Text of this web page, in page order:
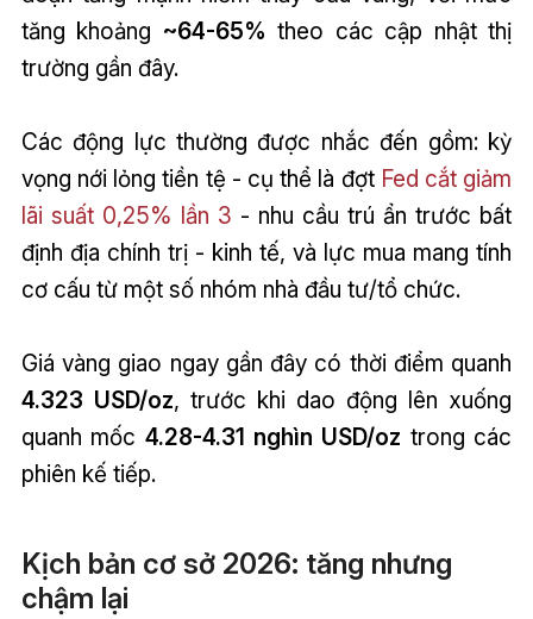
tăng khoảng ~64-65% theo các cập nhật thị
trường gần đây.
Các động lực thường được nhắc đến gồm: kỳ
vọng nới lỏng tiền tệ - cụ thể là đợt Fed cắt giảm
lãi suất 0,25% lần 3 - nhu cầu trú ẩn trước bất
định địa chính trị - kinh tế, và lực mua mang tính
cơ cấu từ một số nhóm nhà đầu tư/tổ chức.
Giá vàng giao ngay gần đây có thời điểm quanh
4.323 USD/oz, trước khi dao động lên xuống
quanh mốc 4.28-4.31 nghìn USD/oz trong các
phiên kế tiếp.
Kịch bản cơ sở 2026: tăng nhưng
chậm lại